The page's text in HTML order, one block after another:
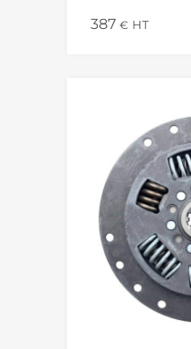
387 € HT